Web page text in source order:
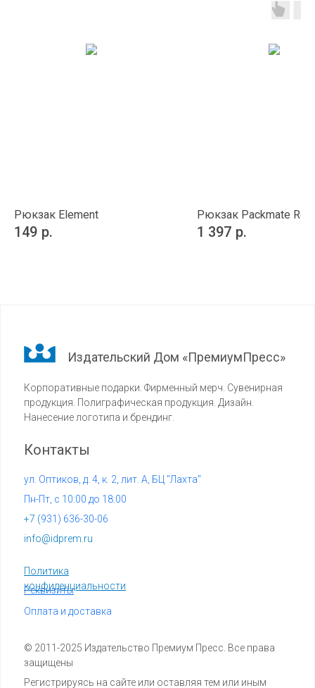
Рюкзак Element
149 р.
Рюкзак Packmate Roll
1 397 р.
© 2011-2025 Издательство Премиум Пресс. Все права
защищены
Издательский Дом «ПремиумПресс»
Корпоративные подарки. Фирменный мерч. Сувенирная
продукция. Полиграфическая продукция. Дизайн.
Нанесение логотипа и брендинг.
Регистрируясь на сайте или оставляя тем или иным
info@idprem.ru
Контакты
Политика
конфиденциальности
+7 (931) 636-30-06
Реквизиты
ул. Оптиков, д. 4, к. 2, лит. А, БЦ "Лахта"
Оплата и доставка
Пн-Пт, с 10:00 до 18:00